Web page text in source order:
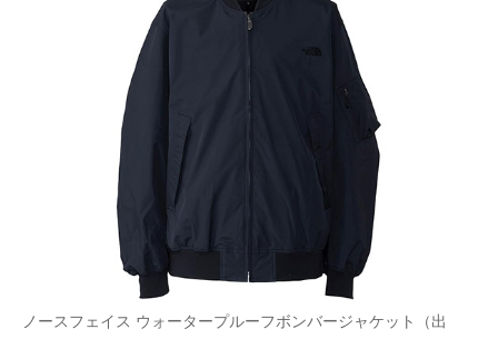
ノースフェイス ウォータープルーフボンバージャケット（出